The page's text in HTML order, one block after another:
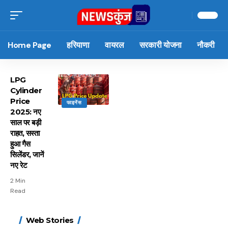
Home Page हरियाणा वायरल सरकारी योजना नौकरी
फाइनेंस
LPG
Cylinder
Price
2025: नए
साल पर बड़ी
राहत, सस्ता
हुआ गैस
सिलेंडर, जानें
नए रेट
2 Min
Read
Web Stories
15 नवंबर से लागू होंगे
मोटापे को कम करने के लिए